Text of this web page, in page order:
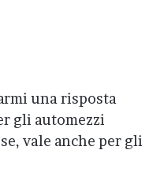
una risposta
gli automezzi
vale anche per gli